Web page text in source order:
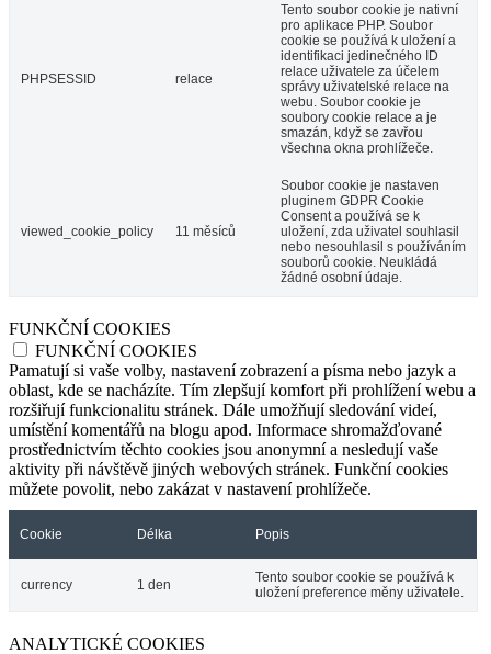
PHPSESSID relace
Tento soubor cookie je nativní
pro aplikace PHP. Soubor
cookie se používá k uložení a
identifikaci jedinečného ID
relace uživatele za účelem
správy uživatelské relace na
webu. Soubor cookie je
soubory cookie relace a je
smazán, když se zavřou
všechna okna prohlížeče.
viewed_cookie_policy 11 měsíců
Soubor cookie je nastaven
pluginem GDPR Cookie
Consent a používá se k
uložení, zda uživatel souhlasil
nebo nesouhlasil s používáním
souborů cookie. Neukládá
žádné osobní údaje.
FUNKČNÍ COOKIES
FUNKČNÍ COOKIES
Pamatují si vaše volby, nastavení zobrazení a písma nebo jazyk a
oblast, kde se nacházíte. Tím zlepšují komfort při prohlížení webu a
rozšiřují funkcionalitu stránek. Dále umožňují sledování videí,
umístění komentářů na blogu apod. Informace shromažďované
prostřednictvím těchto cookies jsou anonymní a nesledují vaše
aktivity při návštěvě jiných webových stránek. Funkční cookies
můžete povolit, nebo zakázat v nastavení prohlížeče.
Cookie Délka Popis
currency 1 den
Tento soubor cookie se používá k
uložení preference měny uživatele.
ANALYTICKÉ COOKIES